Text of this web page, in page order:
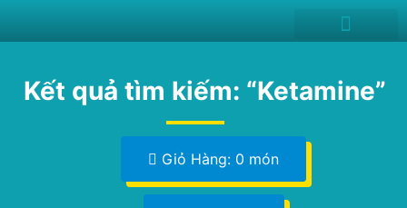
Kết quả tìm kiếm: “Ketamine”
Giỏ Hàng: 0 món